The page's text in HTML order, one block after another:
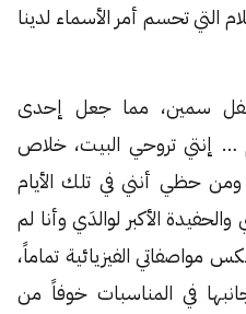
التي تحسم أمر الأسماء لدينا
سمين، مما جعل إحدى
… إنتي تروحي البيت، خلاص
حظي أنني في تلك الأيام
الأكبر لوالدَي وأنا لم
مواصفاتي الفيزيائية تماماً،
في المناسبات خوفاً من